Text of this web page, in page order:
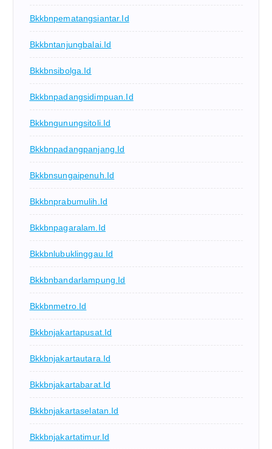
Bkkbnpematangsiantar.id
Bkkbntanjungbalai.id
Bkkbnsibolga.id
Bkkbnpadangsidimpuan.id
Bkkbngunungsitoli.id
Bkkbnpadangpanjang.id
Bkkbnsungaipenuh.id
Bkkbnprabumulih.id
Bkkbnpagaralam.id
Bkkbnlubuklinggau.id
Bkkbnbandarlampung.id
Bkkbnmetro.id
Bkkbnjakartapusat.id
Bkkbnjakartautara.id
Bkkbnjakartabarat.id
Bkkbnjakartaselatan.id
Bkkbnjakartatimur.id